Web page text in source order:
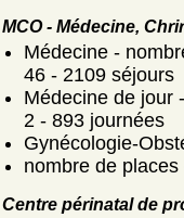
MCO - Médecine,
Médecine -
46 - 2109 séjours
Médecine de jour
2 - 893 journées
Gynécologie-
nombre de
Centre périnatal de